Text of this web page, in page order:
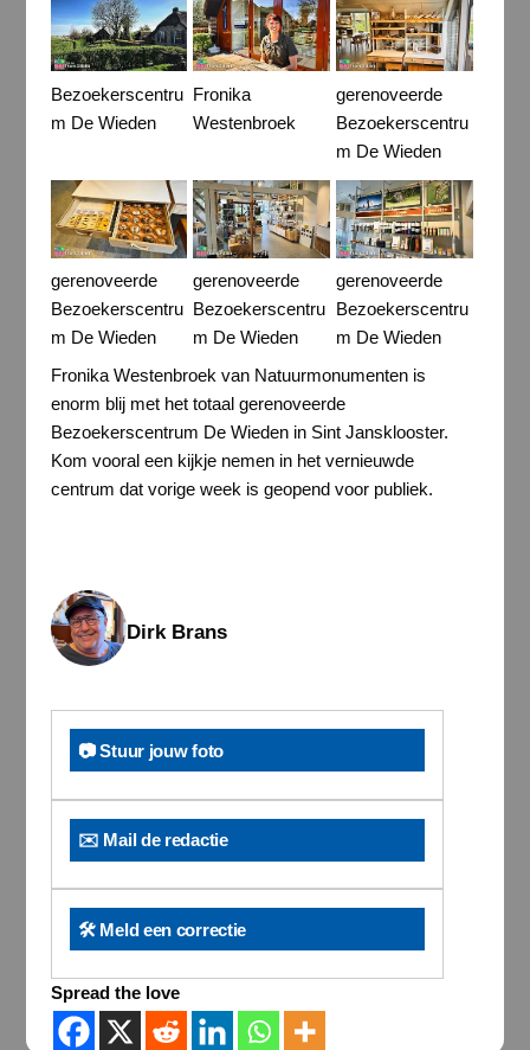
Bezoekerscentru
m De Wieden
Fronika
Westenbroek
gerenoveerde
Bezoekerscentru
m De Wieden
gerenoveerde
Bezoekerscentru
m De Wieden
gerenoveerde
Bezoekerscentru
m De Wieden
gerenoveerde
Bezoekerscentru
m De Wieden
Fronika Westenbroek van Natuurmonumenten is
enorm blij met het totaal gerenoveerde
Bezoekerscentrum De Wieden in Sint Jansklooster.
Kom vooral een kijkje nemen in het vernieuwde
centrum dat vorige week is geopend voor publiek.
Dirk Brans
📷 Stuur jouw foto
✉️ Mail de redactie
🛠️ Meld een correctie
Spread the love